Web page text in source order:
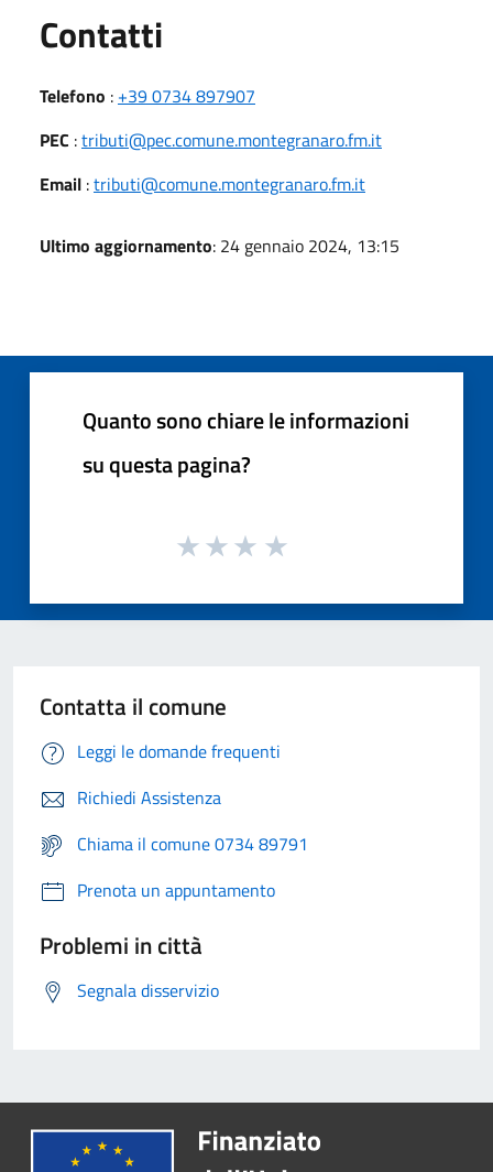
Contatti
Telefono : +39 0734 897907
PEC :tributi@pec.comune.montegranaro.fm.it
Email :tributi@comune.montegranaro.fm.it
Ultimo aggiornamento: 24 gennaio 2024, 13:15
Quanto sono chiare le informazioni
su questa pagina?
Contatta il comune
Leggi le domande frequenti
Richiedi Assistenza
Chiama il comune 0734 89791
Prenota un appuntamento
Problemi in città
Segnala disservizio